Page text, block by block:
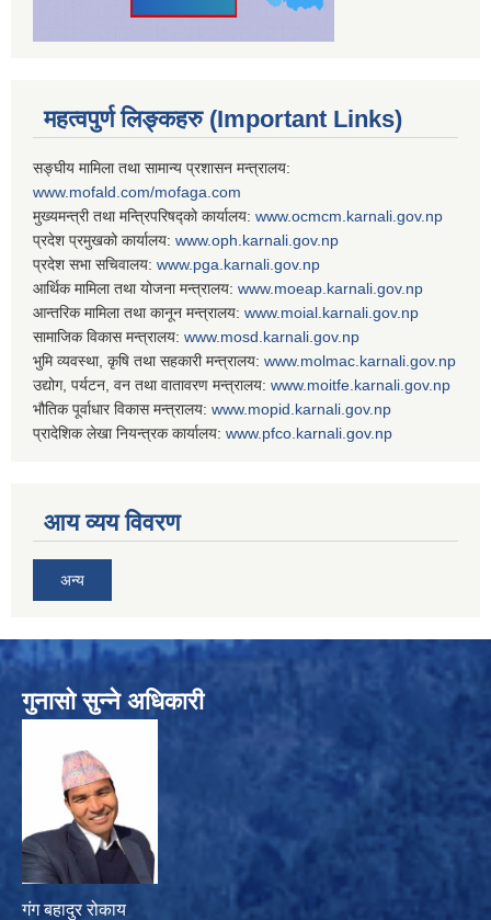
महत्वपुर्ण लिङ्कहरु (Important Links)
सङ्घीय मामिला तथा सामान्य प्रशासन मन्त्रालय:
www.mofald.com/mofaga.com
मुख्यमन्त्री तथा मन्त्रिपरिषद्को कार्यालय: www.ocmcm.karnali.gov.np
प्रदेश प्रमुखको कार्यालय: www.oph.karnali.gov.np
प्रदेश सभा सचिवालय: www. pga.karnali.gov.np
आर्थिक मामिला तथा योजना मन्त्रालय: www. moeap.karnali.gov.np
आन्तरिक मामिला तथा कानून मन्त्रालय: www. moial.karnali.gov.np
सामाजिक विकास मन्त्रालय: www. mosd.karnali.gov.np
भुमि व्यवस्था, कृषि तथा सहकारी मन्त्रालय: www. molmac.karnali.gov.np
उद्योग, पर्यटन, वन तथा वातावरण मन्त्रालय: www. moitfe.karnali.gov.np
भौतिक पूर्वाधार विकास मन्त्रालय: www. mopid.karnali.gov.np
प्रादेशिक लेखा नियन्त्रक कार्यालय: www. pfco.karnali.gov.np
आय व्यय विवरण
अन्य
गुनासो सुन्ने अधिकारी
गंग बहादुर रोकाय